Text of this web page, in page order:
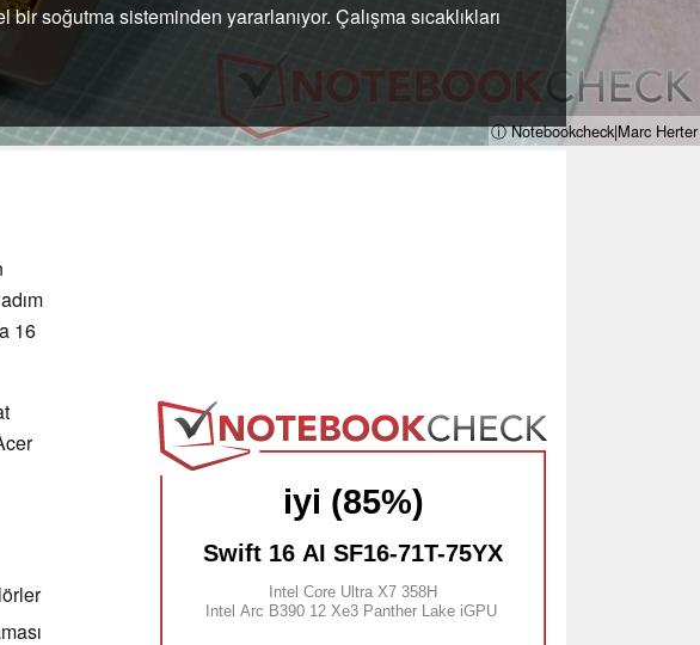
ⓘ Notebookcheck|Marc Herter
soğutma sisteminden yararlanıyor. Çalışma sıcaklıkları
16
iyi (85%)
Swift 16 AI SF16-71T-75YX
Intel Core Ultra X7 358H
Intel Arc B390 12 Xe3 Panther Lake iGPU